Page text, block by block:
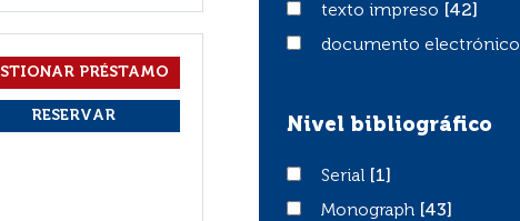
texto impreso
texto impreso
[42]
documento electrónico
documento electrónico
Nivel bibliográfico
SerialSerial
[1]
Monograph
Monograph [43]